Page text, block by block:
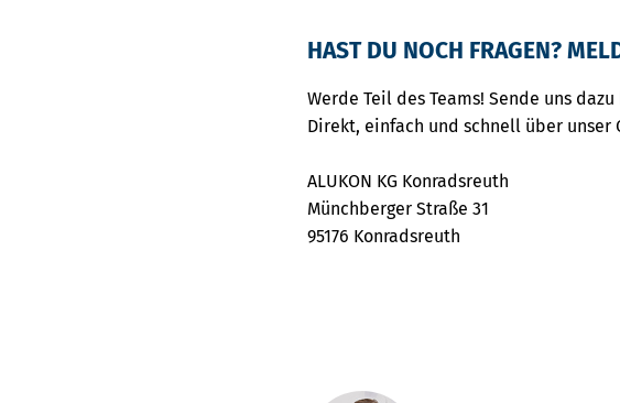
HAST DU NOCH FRAGEN?
Werde Teil des Teams! Sende uns
Direkt, einfach und schnell über
ALUKON KG Konradsreuth
Münchberger Straße 31
95176 Konradsreuth